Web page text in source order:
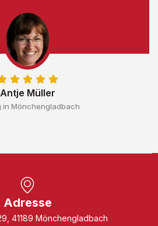
Antje Müller
in Mönchengladbach
Adresse
41189 Mönchengladbach